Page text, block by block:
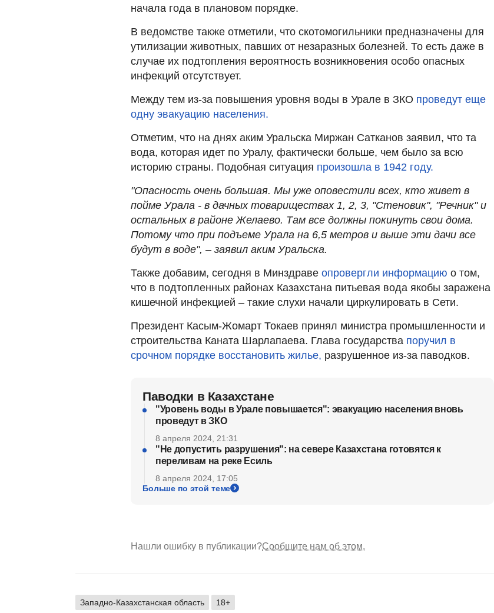
начала года в плановом порядке.
В ведомстве также отметили, что скотомогильники предназначены для
утилизации животных, павших от незаразных болезней. То есть даже в
случае их подтопления вероятность возникновения особо опасных
инфекций отсутствует.
Между тем из-за повышения уровня воды в Урале в ЗКО проведут еще
одну эвакуацию населения.
Отметим, что на днях аким Уральска Миржан Сатканов заявил, что та
вода, которая идет по Уралу, фактически больше, чем было за всю
историю страны. Подобная ситуация произошла в 1942 году.
"Опасность очень большая. Мы уже оповестили всех, кто живет в
пойме Урала - в дачных товариществах 1, 2, 3, "Стеновик", "Речник" и
остальных в районе Желаево. Там все должны покинуть свои дома.
Потому что при подъеме Урала на 6,5 метров и выше эти дачи все
будут в воде", – заявил аким Уральска.
Также добавим, сегодня в Минздраве опровергли информацию о том,
что в подтопленных районах Казахстана питьевая вода якобы заражена
кишечной инфекцией – такие слухи начали циркулировать в Сети.
Президент Касым-Жомарт Токаев принял министра промышленности и
строительства Каната Шарлапаева. Глава государства поручил в
срочном порядке восстановить жилье, разрушенное из-за паводков.
Паводки в Казахстане
"Уровень воды в Урале повышается": эвакуацию населения вновь
проведут в ЗКО
8 апреля 2024, 21:31
"Не допустить разрушения": на севере Казахстана готовятся к
переливам на реке Есиль
8 апреля 2024, 17:05
Больше по этой теме
Нашли ошибку в публикации?Сообщите нам об этом.
Западно-Казахстанская область 18+